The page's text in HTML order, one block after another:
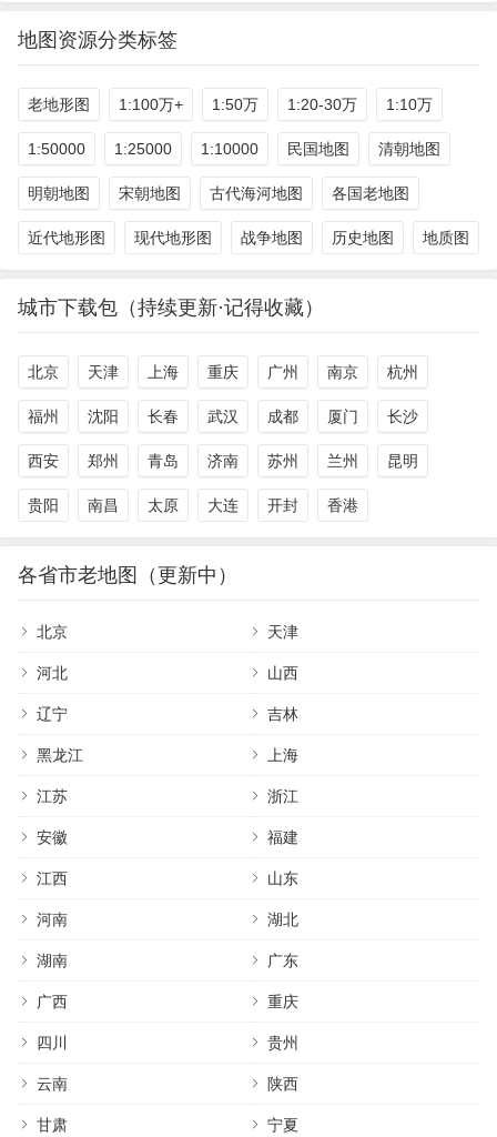
地图资源分类标签
老地形图 1:100万+ 1:50万 1:20-30万 1:10万
1:50000 1:25000 1:10000 民国地图 清朝地图
明朝地图 宋朝地图 古代海河地图 各国老地图
近代地形图 现代地形图 战争地图 历史地图 地质图
城市下载包（持续更新·记得收藏）
北京 天津 上海 重庆 广州 南京 杭州
福州 沈阳 长春 武汉 成都 厦门 长沙
西安 郑州 青岛 济南 苏州 兰州 昆明
贵阳 南昌 太原 大连 开封 香港
各省市老地图（更新中）
北京 天津
河北 山西
辽宁 吉林
黑龙江 上海
江苏 浙江
安徽 福建
江西 山东
河南 湖北
湖南 广东
广西 重庆
四川 贵州
云南 陕西
甘肃 宁夏